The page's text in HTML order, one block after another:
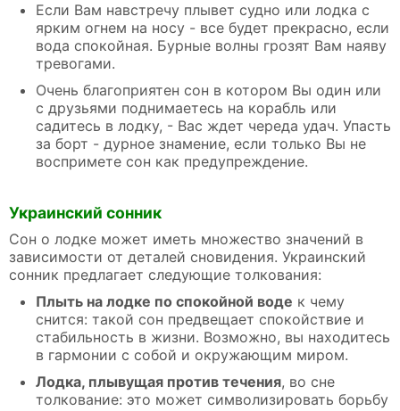
Если Вам навстречу плывет судно или лодка с
ярким огнем на носу - все будет прекрасно, если
вода спокойная. Бурные волны грозят Вам наяву
тревогами.
Очень благоприятен сон в котором Вы один или
с друзьями поднимаетесь на корабль или
садитесь в лодку, - Вас ждет череда удач. Упасть
за борт - дурное знамение, если только Вы не
воспримете сон как предупреждение.
Украинский сонник
Сон о лодке может иметь множество значений в
зависимости от деталей сновидения. Украинский
сонник предлагает следующие толкования:
Плыть на лодке по спокойной воде к чему
снится: такой сон предвещает спокойствие и
стабильность в жизни. Возможно, вы находитесь
в гармонии с собой и окружающим миром.
Лодка, плывущая против течения, во сне
толкование: это может символизировать борьбу